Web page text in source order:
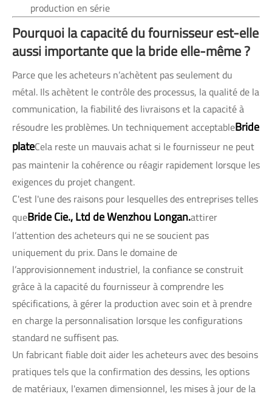
production en série
Pourquoi la capacité du fournisseur est-elle
aussi importante que la bride elle-même ?
Parce que les acheteurs n’achètent pas seulement du
métal. Ils achètent le contrôle des processus, la qualité de la
communication, la fiabilité des livraisons et la capacité à
résoudre les problèmes. Un techniquement acceptableBride
plateCela reste un mauvais achat si le fournisseur ne peut
pas maintenir la cohérence ou réagir rapidement lorsque les
exigences du projet changent.
C'est l'une des raisons pour lesquelles des entreprises telles
queBride Cie., Ltd de Wenzhou Longan.attirer
l’attention des acheteurs qui ne se soucient pas
uniquement du prix. Dans le domaine de
l’approvisionnement industriel, la confiance se construit
grâce à la capacité du fournisseur à comprendre les
spécifications, à gérer la production avec soin et à prendre
en charge la personnalisation lorsque les configurations
standard ne suffisent pas.
Un fabricant fiable doit aider les acheteurs avec des besoins
pratiques tels que la confirmation des dessins, les options
de matériaux, l'examen dimensionnel, les mises à jour de la